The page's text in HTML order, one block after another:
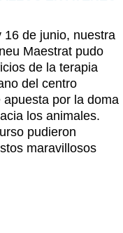
Contacto
16 de junio, nuestra
Maestrat pudo
de la terapia
del centro
por la doma
los animales.
pudieron
maravillosos